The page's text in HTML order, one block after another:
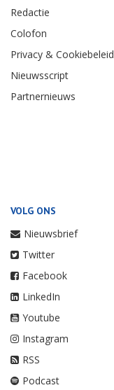
Redactie
Colofon
Privacy & Cookiebeleid
Nieuwsscript
Partnernieuws
VOLG ONS
Nieuwsbrief
Twitter
Facebook
LinkedIn
Youtube
Instagram
RSS
Podcast